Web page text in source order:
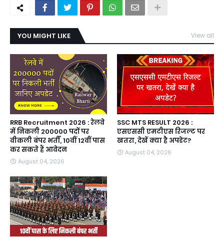
YOU MIGHT LIKE View all
RRB Recruitment 2026 : रेलवे
में निकली 200000 पदों पर
वीकली बंपर भर्ती, 10वीं 12वीं पास
कर सकते हैं आवेदन
August 04, 2026
SSC MTS RESULT 2026 :
एसएससी एमटीएस रिजल्ट पर
खतरा, देखें क्या है अपडेट?
August 04, 2026